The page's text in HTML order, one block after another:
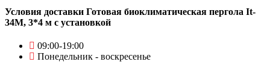
Условия доставки Готовая биоклиматическая пергола It-
34M, 3*4 м с установкой
09:00-19:00
Понедельник - воскресенье